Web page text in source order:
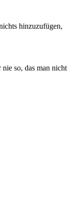
hinzuzufügen,
so, das man nicht